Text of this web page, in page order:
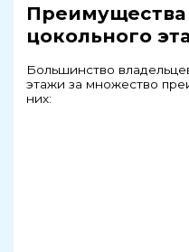
цокольного
Большинство
этажи за множество
них: